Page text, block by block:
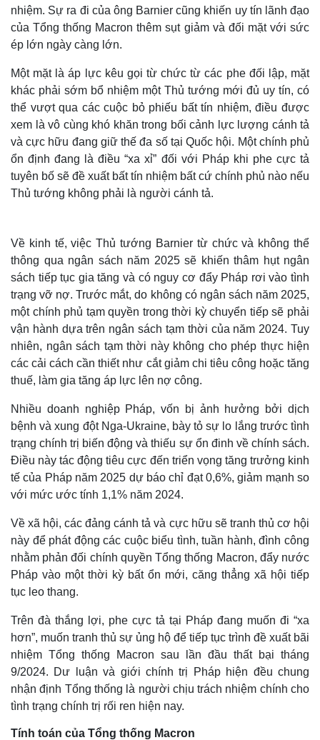
Cuộc sống đó đây
Hồ sơ
Multimedia
Ảnh
E-Magazine
Infographic
nhiệm. Sự ra đi của ông Barnier cũng khiến uy tín lãnh đạo
của Tổng thống Macron thêm sụt giảm và đối mặt với sức
ép lớn ngày càng lớn.
Một mặt là áp lực kêu gọi từ chức từ các phe đối lập, mặt
khác phải sớm bổ nhiệm một Thủ tướng mới đủ uy tín, có
thể vượt qua các cuộc bỏ phiếu bất tín nhiệm, điều được
xem là vô cùng khó khăn trong bối cảnh lực lượng cánh tả
và cực hữu đang giữ thế đa số tại Quốc hội. Một chính phủ
ổn định đang là điều “xa xỉ” đối với Pháp khi phe cực tả
tuyên bố sẽ đề xuất bất tín nhiệm bất cứ chính phủ nào nếu
Thủ tướng không phải là người cánh tả.
Về kinh tế, việc Thủ tướng Barnier từ chức và không thể
thông qua ngân sách năm 2025 sẽ khiến thâm hụt ngân
sách tiếp tục gia tăng và có nguy cơ đẩy Pháp rơi vào tình
trạng vỡ nợ. Trước mắt, do không có ngân sách năm 2025,
một chính phủ tạm quyền trong thời kỳ chuyển tiếp sẽ phải
vận hành dựa trên ngân sách tạm thời của năm 2024. Tuy
nhiên, ngân sách tạm thời này không cho phép thực hiện
các cải cách cần thiết như cắt giảm chi tiêu công hoặc tăng
thuế, làm gia tăng áp lực lên nợ công.
Nhiều doanh nghiệp Pháp, vốn bị ảnh hưởng bởi dịch
bệnh và xung đột Nga-Ukraine, bày tỏ sự lo lắng trước tình
trạng chính trị biến động và thiếu sự ổn đinh về chính sách.
Điều này tác động tiêu cực đến triển vọng tăng trưởng kinh
tế của Pháp năm 2025 dự báo chỉ đạt 0,6%, giảm mạnh so
với mức ước tính 1,1% năm 2024.
Về xã hội, các đảng cánh tả và cực hữu sẽ tranh thủ cơ hội
này để phát động các cuộc biểu tình, tuần hành, đình công
nhằm phản đối chính quyền Tổng thống Macron, đẩy nước
Pháp vào một thời kỳ bất ổn mới, căng thẳng xã hội tiếp
tục leo thang.
Trên đà thắng lợi, phe cực tả tại Pháp đang muốn đi “xa
hơn”, muốn tranh thủ sự ủng hộ để tiếp tục trình đề xuất bãi
nhiệm Tổng thống Macron sau lần đầu thất bại tháng
9/2024. Dư luận và giới chính trị Pháp hiện đều chung
nhận định Tổng thống là người chịu trách nhiệm chính cho
tình trạng chính trị rối ren hiện nay.
Tính toán của Tổng thống Macron